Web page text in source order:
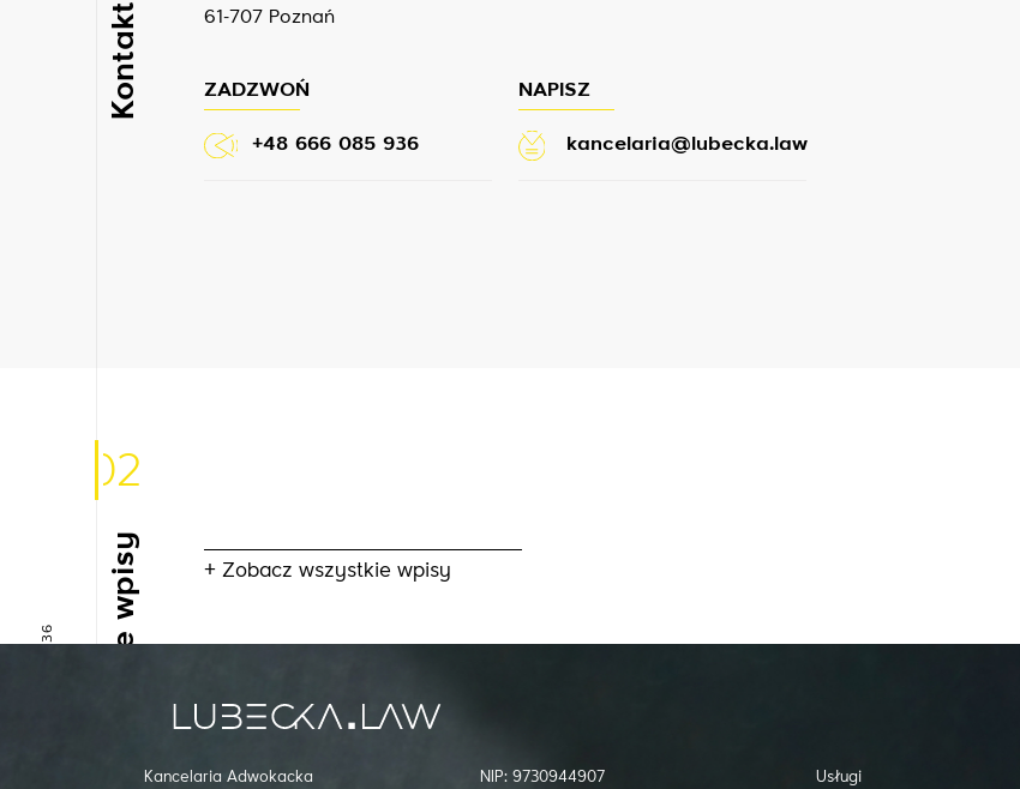
+48 666 085 936
Kontakt
61-707 Poznań
ZADZWOŃ
+48 666 085 936
NAPISZ
kancelaria@lubecka.law
02
Inne wpisy + Zobacz wszystkie wpisy
Kancelaria Adwokacka NIP: 9730944907 Usługi